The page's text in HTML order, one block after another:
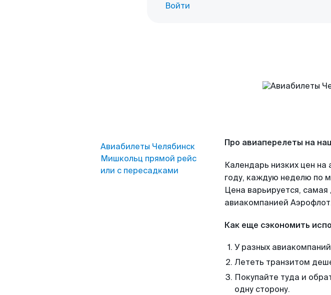
Войти
Авиабилеты Челябинск
Мишкольц прямой рейс
или с пересадками
Про авиаперелеты на
Календарь низких цен
году, каждую неделю по
Цена варьируется,
авиакомпанией
Как еще сэкономить
У разных
Лететь транзитом
Покупайте туда и
одну сторону.